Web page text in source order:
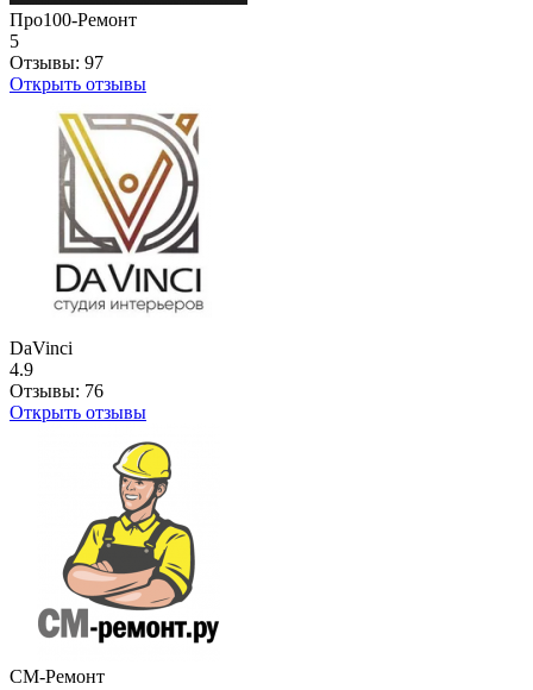
Про100-Ремонт
5
Отзывы: 97
Открыть отзывы
DaVinci
4.9
Отзывы: 76
Открыть отзывы
СМ-Ремонт